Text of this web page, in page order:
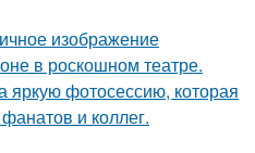
изображение
в роскошном театре.
яркую фотосессию, которая
и коллег.